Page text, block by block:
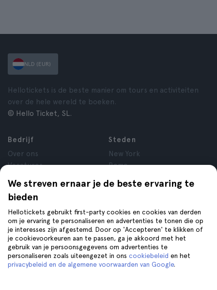
We streven ernaar je de beste ervaring te
bieden
Hellotickets gebruikt first-party cookies en cookies van derden
om je ervaring te personaliseren en advertenties te tonen die op
je interesses zijn afgestemd. Door op 'Accepteren' te klikken of
je cookievoorkeuren aan te passen, ga je akkoord met het
gebruik van je persoonsgegevens om advertenties te
personaliseren zoals uiteengezet in ons cookiebeleid en het
privacybeleid en de algemene voorwaarden van Google.
NLD (EUR)
Hellotickets is de beste manier om tours en activiteiten
over de hele wereld te boeken.
© Hello Ticket, SL.
Bedrijf
Over ons
Vacatures
Reviews
Privacy
Voorwaarden
Juridische kennisgeving
Cookies
Steden
New York
Rome
Londen
Krakau
Tenerife
Help
Volg ons op